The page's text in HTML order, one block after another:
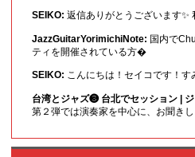
SEIKO: 返信ありがとうございます
JazzGuitarYorimichiNote: 国内で
ティを開催されている方�
SEIKO: こんにちは！セイコです！
台湾とジャズ❸ 台北でセッション |
第２弾では演奏家を中心に、お聞き